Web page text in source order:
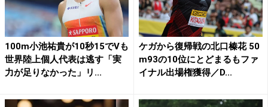
100m小池祐貴が10秒15でVも
世界陸上個人代表は逃す「実
力が足りなかった」リ...
ケガから復帰戦の北口榛花 50
m93の10位にとどまるもファ
イナル出場権獲得／D...